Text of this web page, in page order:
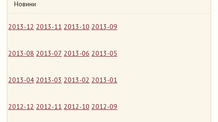
Новини
2013-12 2013-11 2013-10 2013-09
2013-08 2013-07 2013-06 2013-05
2013-04 2013-03 2013-02 2013-01
2012-12 2012-11 2012-10 2012-09